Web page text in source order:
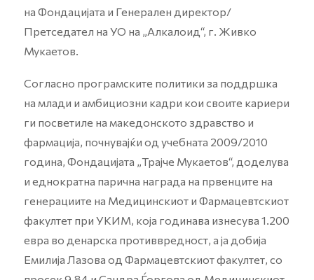
на Фондацијата и Генерален директор/
Претседател на УО на „Алкалоид“, г. Живко
Мукаетов.
Согласно програмските политики за поддршка
на млади и амбициозни кадри кои своите кариери
ги посветиле на македонското здравство и
фармација, почнувајќи од учебната 2009/2010
година, Фондацијата „Трајче Мукаетов“, доделува
и еднократна парична награда на првенците на
генерациите на Медицинскиот и Фармацевтскиот
факултет при УКИМ, која годинава изнесува 1.200
евра во денарска противвредност, а ја добија
Емилија Лазова од Фармацевтскиот факултет, со